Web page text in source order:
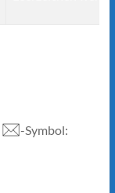
-Symbol: